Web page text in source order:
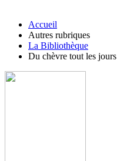
Accueil
Autres rubriques
La Bibliothèque
Du chèvre tout les jours